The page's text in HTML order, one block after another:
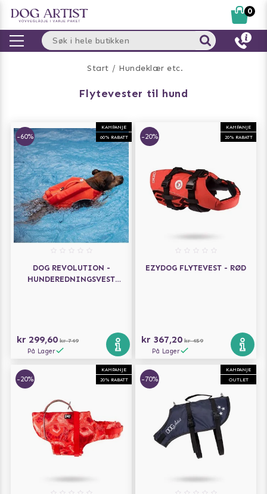
Start Hundeklær etc.
flytevester til hund
KAMPANJE
60% RABATT
-60%
DOG REVOLUTION -
HUNDEREDNINGSVEST
kr 299,60 kr 749
På Lager
KAMPANJE
20% RABATT
-20%
EZYDOG FLYTEVEST - RØD
kr 367,20 kr 459
På Lager
KAMPANJE
20% RABATT
-20%
KAMPANJE
OUTLET
-70%
0